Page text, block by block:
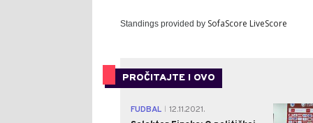
Standings provided by SofaScore LiveScore
PROČITAJTE I OVO
FUDBAL
12.11.2021.